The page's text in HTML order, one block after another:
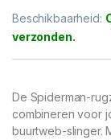
Beschikbaarheid:
De Spiderman-
combineren voor
buurtweb-slinger.